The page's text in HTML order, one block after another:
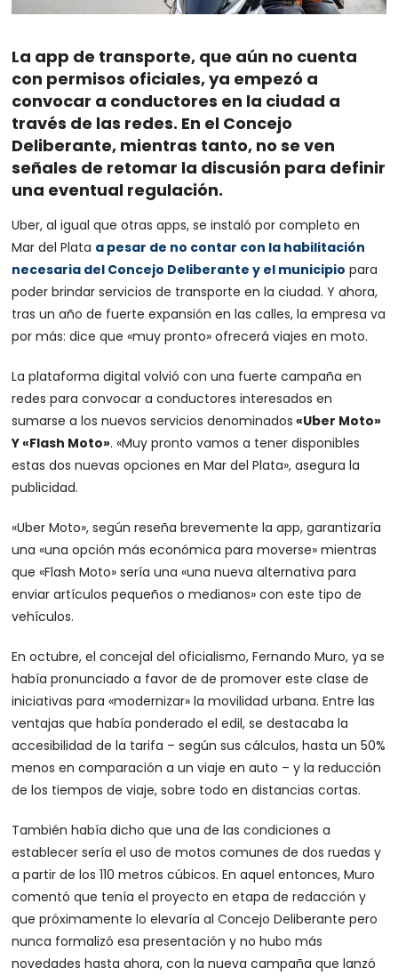
La app de transporte, que aún no cuenta
con permisos oficiales, ya empezó a
convocar a conductores en la ciudad a
través de las redes. En el Concejo
Deliberante, mientras tanto, no se ven
señales de retomar la discusión para definir
una eventual regulación.
Uber, al igual que otras apps, se instaló por completo en
Mar del Plata a pesar de no contar con la habilitación
necesaria del Concejo Deliberante y el municipio para
poder brindar servicios de transporte en la ciudad. Y ahora,
tras un año de fuerte expansión en las calles, la empresa va
por más: dice que «muy pronto» ofrecerá viajes en moto.
La plataforma digital volvió con una fuerte campaña en
redes para convocar a conductores interesados en
sumarse a los nuevos servicios denominados «Uber Moto»
Y «Flash Moto». «Muy pronto vamos a tener disponibles
estas dos nuevas opciones en Mar del Plata», asegura la
publicidad.
«Uber Moto», según reseña brevemente la app, garantizaría
una «una opción más económica para moverse» mientras
que «Flash Moto» sería una «una nueva alternativa para
enviar artículos pequeños o medianos» con este tipo de
vehículos.
En octubre, el concejal del oficialismo, Fernando Muro, ya se
había pronunciado a favor de de promover este clase de
iniciativas para «modernizar» la movilidad urbana. Entre las
ventajas que había ponderado el edil, se destacaba la
accesibilidad de la tarifa – según sus cálculos, hasta un 50%
menos en comparación a un viaje en auto – y la reducción
de los tiempos de viaje, sobre todo en distancias cortas.
También había dicho que una de las condiciones a
establecer sería el uso de motos comunes de dos ruedas y
a partir de los 110 metros cúbicos. En aquel entonces, Muro
comentó que tenía el proyecto en etapa de redacción y
que próximamente lo elevaría al Concejo Deliberante pero
nunca formalizó esa presentación y no hubo más
novedades hasta ahora, con la nueva campaña que lanzó